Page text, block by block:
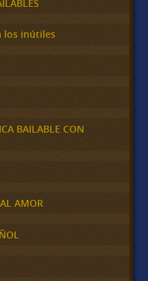
los inútiles
BAILABLE CON
AMOR